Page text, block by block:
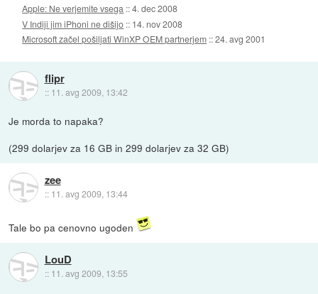
Apple: Ne verjemite vsega ::4. dec 2008
V Indiji jim iPhoni ne dišijo :: 14. nov 2008
Microsoft začel pošiljati WinXP OEM partnerjem ::24. avg 2001
flipr
:: 11. avg 2009, 13:42
Je morda to napaka?
(299 dolarjev za 16 GB in 299 dolarjev za 32 GB)
zee
:: 11. avg 2009, 13:44
Tale bo pa cenovno ugoden
LouD
:: 11. avg 2009, 13:55